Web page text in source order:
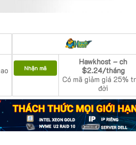
Nhận mã
Hawkhost – ch
$2.24/tháng
Có mã giảm giá 25%
đời